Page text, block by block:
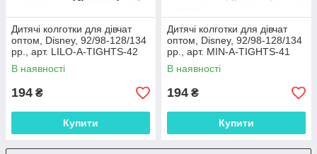
Дитячі колготки для дівчат
оптом, Disney, 92/98-128/134
рр., арт. LILO-A-TIGHTS-42
В наявності
194 ₴
Купити
Дитячі колготки для дівчат
оптом, Disney, 92/98-128/134
рр., арт. MIN-A-TIGHTS-41
В наявності
194 ₴
Купити